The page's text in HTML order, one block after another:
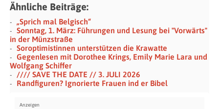
Ähnliche Beiträge:
„Sprich mal Belgisch“
Sonntag, 1. März: Führungen und Lesung bei "Vorwärts"
in der Münzstraße
Soroptimistinnen unterstützen die Krawatte
Gegenlesen mit Dorothee Krings, Emily Marie Lara und
Wolfgang Schiffer
//// SAVE THE DATE // 3. JULI 2026
Randfiguren? Ignorierte Frauen ind er Bibel